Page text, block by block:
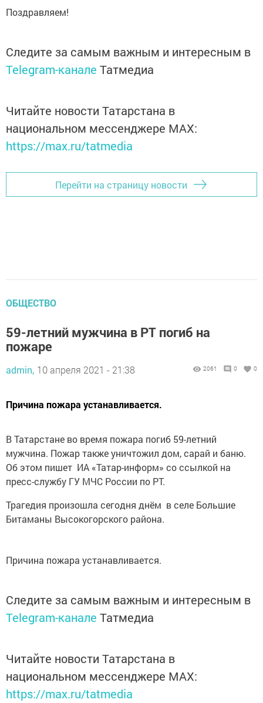
Поздравляем!
Следите за самым важным и интересным в
Telegram-канале Татмедиа
Читайте новости Татарстана в
национальном мессенджере MАХ:
https://max.ru/tatmedia
Перейти на страницу новости
ОБЩЕСТВО
59-летний мужчина в РТ погиб на
пожаре
admin, 10 апреля 2021 - 21:38 2061 0 0
Причина пожара устанавливается.
В Татарстане во время пожара погиб 59-летний
мужчина. Пожар также уничтожил дом, сарай и баню.
Об этом пишет ИА «Татар-информ» со ссылкой на
пресс-службу ГУ МЧС России по РТ.
Трагедия произошла сегодня днём в селе Большие
Битаманы Высокогорского района.
Причина пожара устанавливается.
Следите за самым важным и интересным в
Telegram-канале Татмедиа
Читайте новости Татарстана в
национальном мессенджере MАХ:
https://max.ru/tatmedia